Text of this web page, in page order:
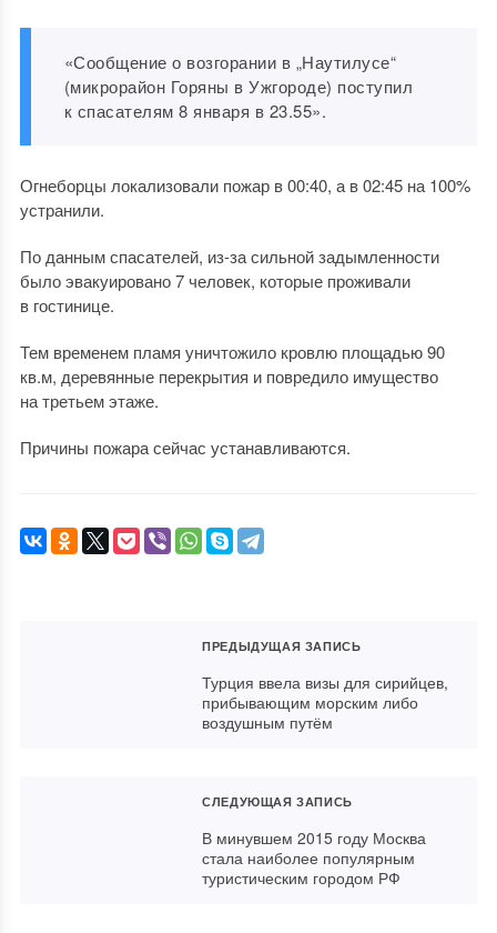
«Сообщение о возгорании в „Наутилусе“
(микрорайон Горяны в Ужгороде) поступил
к спасателям 8 января в 23.55».
Огнеборцы локализовали пожар в 00:40, а в 02:45 на 100%
устранили.
По данным спасателей, из-за сильной задымленности
было эвакуировано 7 человек, которые проживали
в гостинице.
Тем временем пламя уничтожило кровлю площадью 90
кв.м, деревянные перекрытия и повредило имущество
на третьем этаже.
Причины пожара сейчас устанавливаются.
ПРЕДЫДУЩАЯ ЗАПИСЬ
Турция ввела визы для сирийцев,
прибывающим морским либо
воздушным путём
СЛЕДУЮЩАЯ ЗАПИСЬ
В минувшем 2015 году Москва
стала наиболее популярным
туристическим городом РФ